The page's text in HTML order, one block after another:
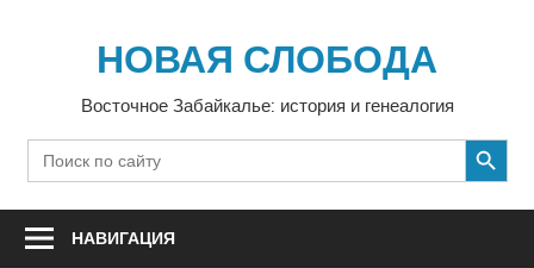
содержимомуНОВАЯ СЛОБОДА
Восточное Забайкалье: история и генеалогия
Search
for:
SEARCH BUTTON
НАВИГАЦИЯ